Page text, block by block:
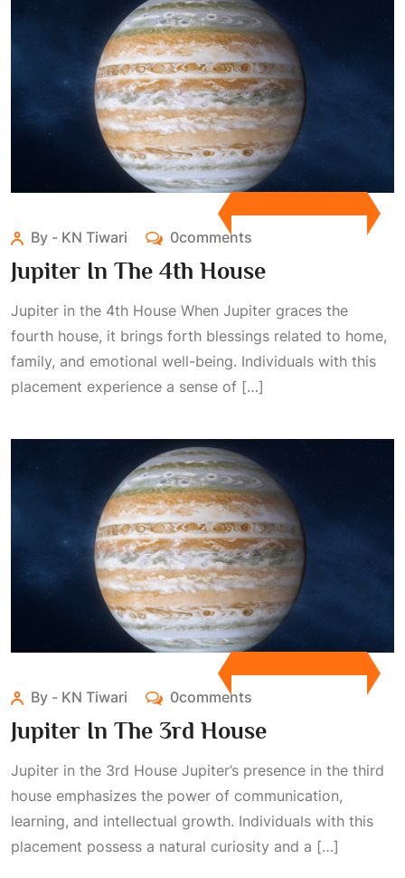
By - KN Tiwari 0comments
Jupiter In The 4th House
Jupiter in the 4th House When Jupiter graces the
fourth house, it brings forth blessings related to home,
family, and emotional well-being. Individuals with this
placement experience a sense of […]
By - KN Tiwari 0comments
Jupiter In The 3rd House
Jupiter in the 3rd House Jupiter’s presence in the third
house emphasizes the power of communication,
learning, and intellectual growth. Individuals with this
placement possess a natural curiosity and a […]